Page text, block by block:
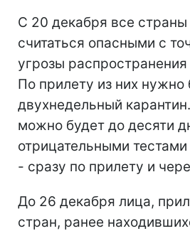
С 20 декабря все
считаться опасными с
угрозы
По прилету из них нужно
двухнедельный
можно будет до десяти
отрицательными
- сразу по прилету и
До 26 декабря лица,
стран, ранее